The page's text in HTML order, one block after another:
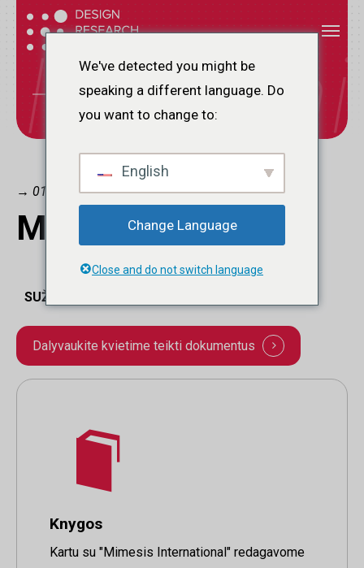
Pereiti
prie
pagrindinioIštekliai
ŠT EKLIAI
→ 01.
Mūsų leidiniai.
SUŽINOKITE, KAIP GALITE PRISIDĖTI:
Dalyvaukite kvietime teikti dokumentus
Knygos
Kartu su "Mimesis International" redagavome
Meniu
We've detected you might be
speaking a different language. Do
you want to change to:
English
Change Language
Close and do not switch language